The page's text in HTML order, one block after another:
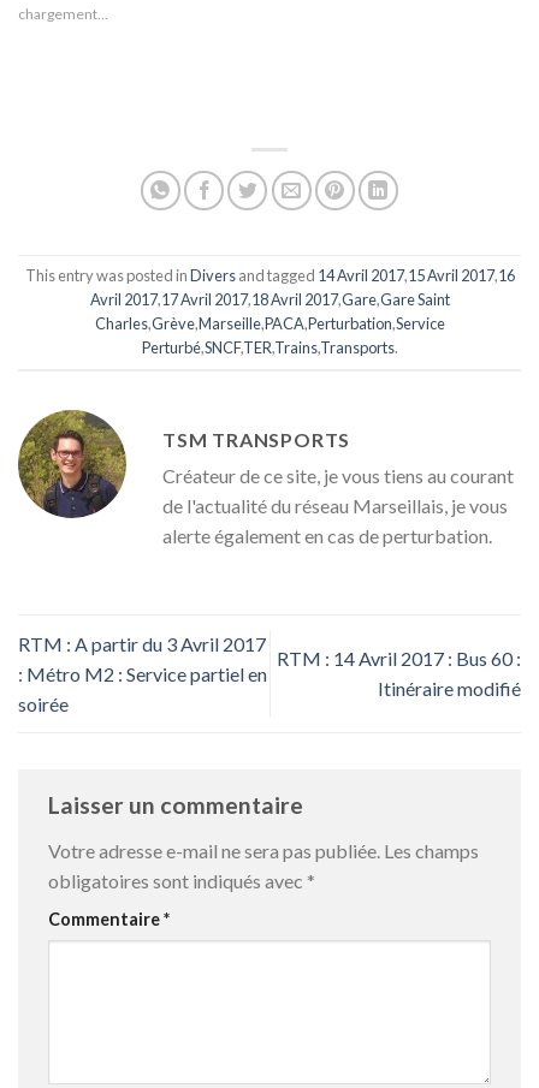
chargement…
This entry was posted inDiversand tagged 14 Avril 2017,15 Avril 2017,16
Avril 2017,17 Avril 2017,18 Avril 2017,Gare,Gare Saint
Charles,Grève,Marseille,PACA,Perturbation,Service
Perturbé,SNCF,TER,Trains,Transports.
TSM TRANSPORTS
Créateur de ce site, je vous tiens au courant
de l'actualité du réseau Marseillais, je vous
alerte également en cas de perturbation.
RTM : A partir du 3 Avril 2017
: Métro M2 : Service partiel en
soirée
RTM : 14 Avril 2017 : Bus 60 :
Itinéraire modifié
Laisser un commentaire
Votre adresse e-mail ne sera pas publiée. Les champs
obligatoires sont indiqués avec *
Commentaire*